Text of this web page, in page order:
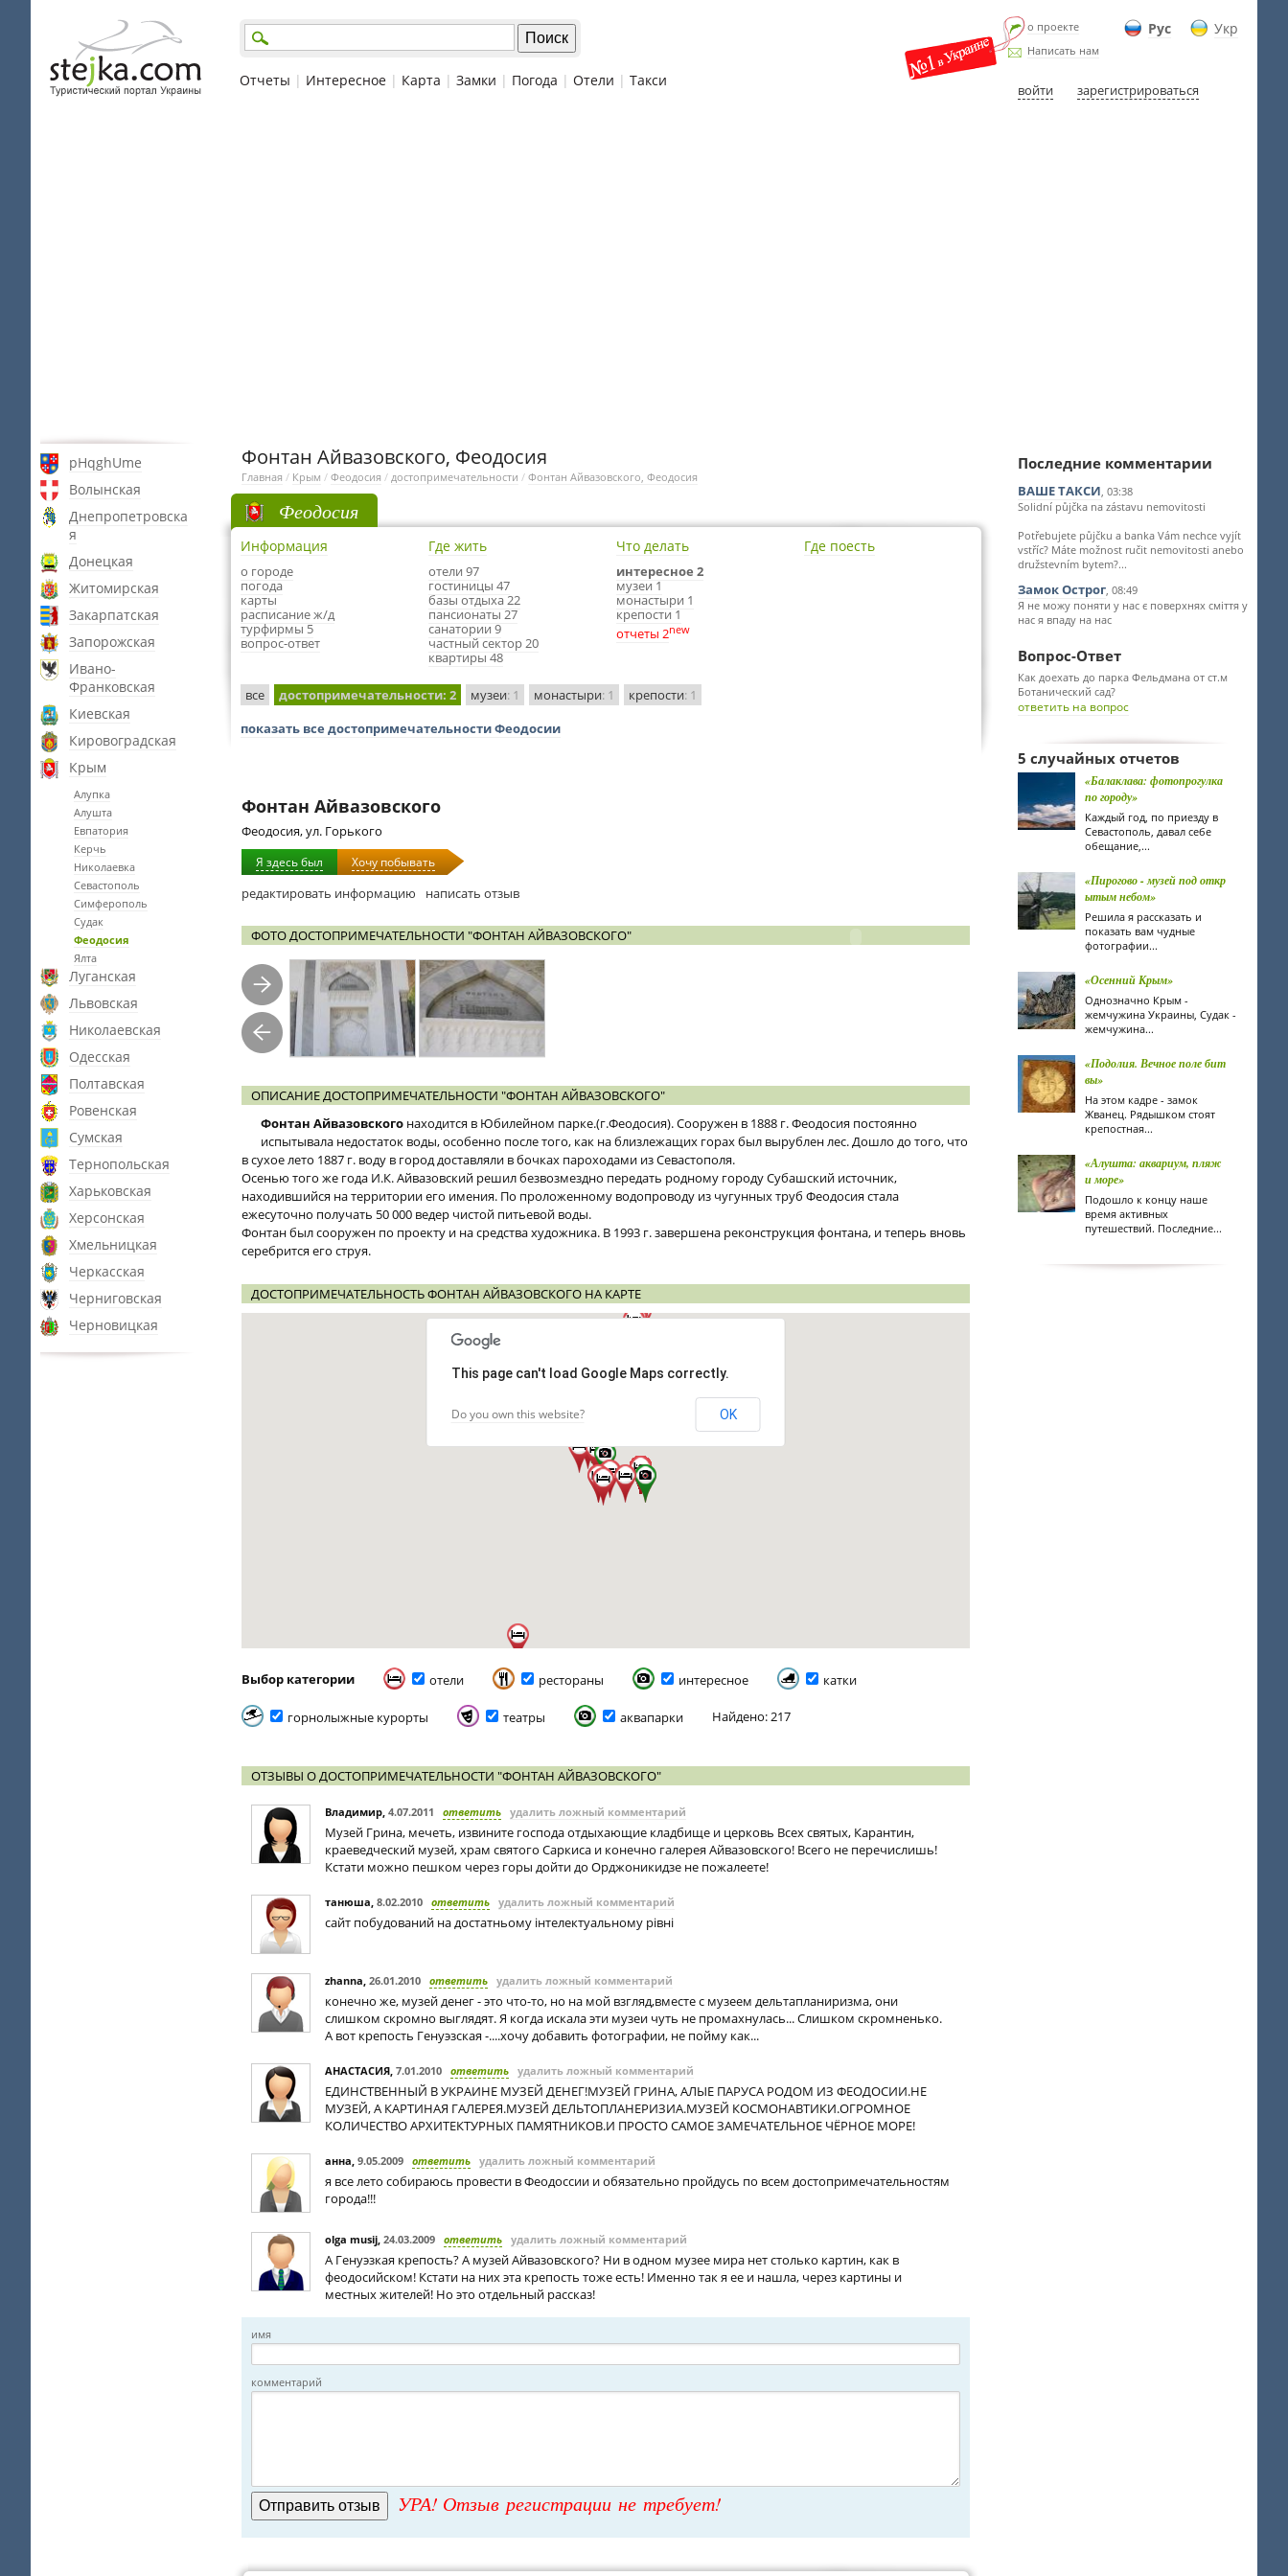
Рус Укр
о проекте
Написать нам
войти зарегистрироваться
Отчеты | Интересное | Карта | Замки | Погода | Отели | Такси
pHqghUme
Волынская
Днепропетровска
я
Донецкая
Житомирская
Закарпатская
Запорожская
Ивано-
Франковская
Киевская
Кировоградская
Крым
Алупка
Алушта
Евпатория
Керчь
Николаевка
Севастополь
Симферополь
Судак
Феодосия
Ялта
Луганская
Львовская
Николаевская
Одесская
Полтавская
Ровенская
Сумская
Тернопольская
Харьковская
Херсонская
Хмельницкая
Черкасская
Черниговская
Черновицкая
Фонтан Айвазовского, Феодосия
Главная / Крым / Феодосия / достопримечательности / Фонтан Айвазовского, Феодосия
Феодосия
Информация
о городе
погода
карты
расписание ж/д
турфирмы 5
вопрос-ответ
Где жить
отели 97
гостиницы 47
базы отдыха 22
пансионаты 27
санатории 9
частный сектор 20
квартиры 48
Что делать
интересное 2
музеи 1
монастыри 1
крепости 1
отчеты 2new
Где поесть
все достопримечательности: 2 музеи: 1 монастыри: 1 крепости: 1
показать все достопримечательности Феодосии
Фонтан Айвазовского
Феодосия, ул. Горького
Я здесь был Хочу побывать
редактировать информацию написать отзыв
ФОТО ДОСТОПРИМЕЧАТЕЛЬНОСТИ "ФОНТАН АЙВАЗОВСКОГО"
ОПИСАНИЕ ДОСТОПРИМЕЧАТЕЛЬНОСТИ "ФОНТАН АЙВАЗОВСКОГО"
Фонтан Айвазовского находится в Юбилейном парке.(г.Феодосия). Сооружен в 1888 г. Феодосия постоянно
испытывала недостаток воды, особенно после того, как на близлежащих горах был вырублен лес. Дошло до того, что
в сухое лето 1887 г. воду в город доставляли в бочках пароходами из Севастополя.
Осенью того же года И.К. Айвазовский решил безвозмездно передать родному городу Субашский источник,
находившийся на территории его имения. По проложенному водопроводу из чугунных труб Феодосия стала
ежесуточно получать 50 000 ведер чистой питьевой воды.
Фонтан был сооружен по проекту и на средства художника. В 1993 г. завершена реконструкция фонтана, и теперь вновь
серебрится его струя.
ДОСТОПРИМЕЧАТЕЛЬНОСТЬ ФОНТАН АЙВАЗОВСКОГО НА КАРТЕ
This page can't load Google Maps correctly.
Do you own this website? OK
Выбор категории отели рестораны интересное катки
горнолыжные курорты театры аквапарки Найдено: 217
ОТЗЫВЫ О ДОСТОПРИМЕЧАТЕЛЬНОСТИ "ФОНТАН АЙВАЗОВСКОГО"
Владимир, 4.07.2011 ответить удалить ложный комментарий
Музей Грина, мечеть, извините господа отдыхающие кладбище и церковь Всех святых, Карантин,
краеведческий музей, храм святого Саркиса и конечно галерея Айвазовского! Всего не перечислишь!
Кстати можно пешком через горы дойти до Орджоникидзе не пожалеете!
танюша, 8.02.2010 ответить удалить ложный комментарий
сайт побудований на достатньому інтелектуальному рівні
zhanna, 26.01.2010 ответить удалить ложный комментарий
конечно же, музей денег - это что-то, но на мой взгляд,вместе с музеем дельтапланиризма, они
слишком скромно выглядят. Я когда искала эти музеи чуть не промахнулась... Слишком скромненько.
А вот крепость Генуэзская -....хочу добавить фотографии, не пойму как...
АНАСТАСИЯ, 7.01.2010 ответить удалить ложный комментарий
ЕДИНСТВЕННЫЙ В УКРАИНЕ МУЗЕЙ ДЕНЕГ!МУЗЕЙ ГРИНА, АЛЫЕ ПАРУСА РОДОМ ИЗ ФЕОДОСИИ.НЕ
МУЗЕЙ, А КАРТИНАЯ ГАЛЕРЕЯ.МУЗЕЙ ДЕЛЬТОПЛАНЕРИЗИА.МУЗЕЙ КОСМОНАВТИКИ.ОГРОМНОЕ
КОЛИЧЕСТВО АРХИТЕКТУРНЫХ ПАМЯТНИКОВ.И ПРОСТО САМОЕ ЗАМЕЧАТЕЛЬНОЕ ЧЁРНОЕ МОРЕ!
анна, 9.05.2009 ответить удалить ложный комментарий
я все лето собираюсь провести в Феодоссии и обязательно пройдусь по всем достопримечательностям
города!!!
olga musij, 24.03.2009 ответить удалить ложный комментарий
А Генуэзкая крепость? А музей Айвазовского? Ни в одном музее мира нет столько картин, как в
феодосийском! Кстати на них эта крепость тоже есть! Именно так я ее и нашла, через картины и
местных жителей! Но это отдельный рассказ!
имя
комментарий
УРА! Отзыв регистрации не требует!
Последние комментарии
ВАШЕ ТАКСИ, 03:38
Solidní půjčka na zástavu nemovitosti
Potřebujete půjčku a banka Vám nechce vyjít
vstříc? Máte možnost ručit nemovitosti anebo
družstevním bytem?...
Замок Острог, 08:49
Я не можу поняти у нас є поверхнях сміття у
нас я впаду на нас
Вопрос-Ответ
Как доехать до парка Фельдмана от ст.м
Ботанический сад?
ответить на вопрос
5 случайных отчетов
«Балаклава: фотопрогулка
по городу»
Каждый год, по приезду в
Севастополь, давал себе
обещание,...
«Пирогово - музей под откр
ытым небом»
Решила я рассказать и
показать вам чудные
фотографии...
«Осенний Крым»
Однозначно Крым -
жемчужина Украины, Судак -
жемчужина...
«Подолия. Вечное поле бит
вы»
На этом кадре - замок
Жванец. Рядышком стоят
крепостная...
«Алушта: аквариум, пляж
и море»
Подошло к концу наше
время активных
путешествий. Последние...